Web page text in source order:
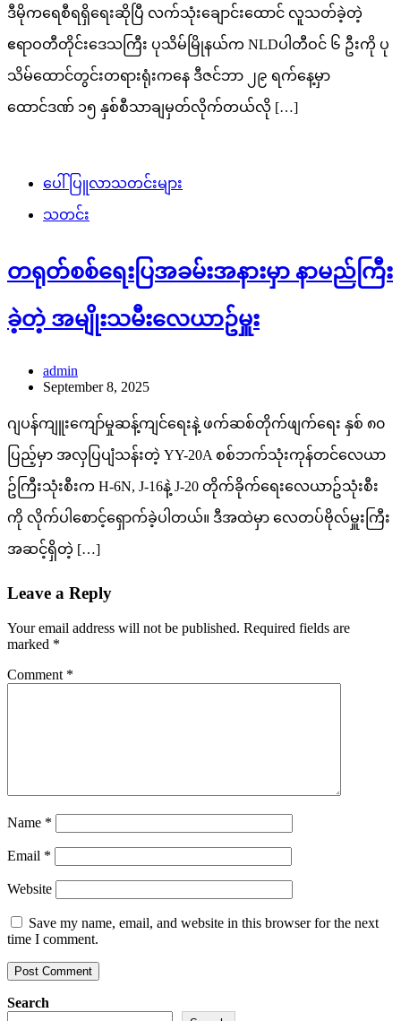
ဒီမိုကရေစီရရှိရေးဆိုပြီ လက်သုံးချောင်းထောင် လူသတ်ခဲ့တဲ့
ဧရာဝတီတိုင်းဒေသကြီး ပုသိမ်မြိုနယ်က NLDပါတီဝင် ၆ ဦးကို ပု
သိမ်ထောင်တွင်းတရားရုံးကနေ ဒီဇင်ဘာ ၂၉ ရက်နေ့မှာ
ထောင်ဒဏ် ၁၅ နှစ်စီသာချမှတ်လိုက်တယ်လို […]
ပေါ်ပြူလာသတင်းများ
သတင်း
တရုတ်စစ်ရေးပြအခမ်းအနားမှာ နာမည်ကြီး
ခဲ့တဲ့ အမျိုးသမီးလေယာဥ်မှူး
admin
September 8, 2025
ဂျပန်ကျူးကျော်မှုဆန့်ကျင်ရေးနဲ့ ဖက်ဆစ်တိုက်ဖျက်ရေး နှစ် ၈၀
ပြည့်မှာ အလှပြပျံသန်းတဲ့ YY-20A စစ်ဘက်သုံးကုန်တင်လေယာ
ဥ်ကြီးသုံးစီးက H-6N, J-16နဲ့ J-20 တိုက်ခိုက်ရေးလေယာဥ်သုံးစီး
ကို လိုက်ပါစောင့်ရှောက်ခဲ့ပါတယ်။ ဒီအထဲမှာ လေတပ်ဗိုလ်မှူးကြီး
အဆင့်ရှိတဲ့ […]
Leave a Reply
Your email address will not be published. Required fields are
marked *
Comment *
Name *
Email *
Website
Save my name, email, and website in this browser for the next
time I comment.
Search